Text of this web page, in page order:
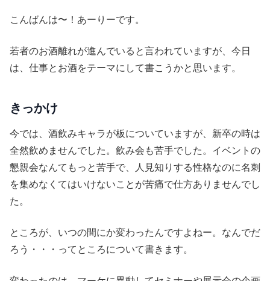
こんばんは〜！あーりーです。
若者のお酒離れが進んでいると言われていますが、今日
は、仕事とお酒をテーマにして書こうかと思います。
きっかけ
今では、酒飲みキャラが板についていますが、新卒の時は
全然飲めませんでした。飲み会も苦手でした。イベントの
懇親会なんてもっと苦手で、人見知りする性格なのに名刺
を集めなくてはいけないことが苦痛で仕方ありませんでし
た。
ところが、いつの間にか変わったんですよねー。なんでだ
ろう・・・ってところについて書きます。